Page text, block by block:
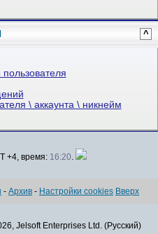
^
\ аккаунта \ никнейм
+4, время: 16:20.
- Архив - Настройки cookies Вверх
Jelsoft Enterprises Ltd. (Русский)